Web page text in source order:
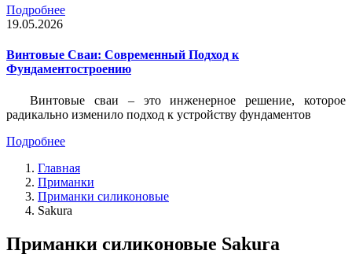
Подробнее
19.05.2026
Винтовые Сваи: Современный Подход к
Фундаментостроению
Винтовые сваи – это инженерное решение, которое
радикально изменило подход к устройству фундаментов
Подробнее
Главная
Приманки
Приманки силиконовые
Sakura
Приманки силиконовые Sakura